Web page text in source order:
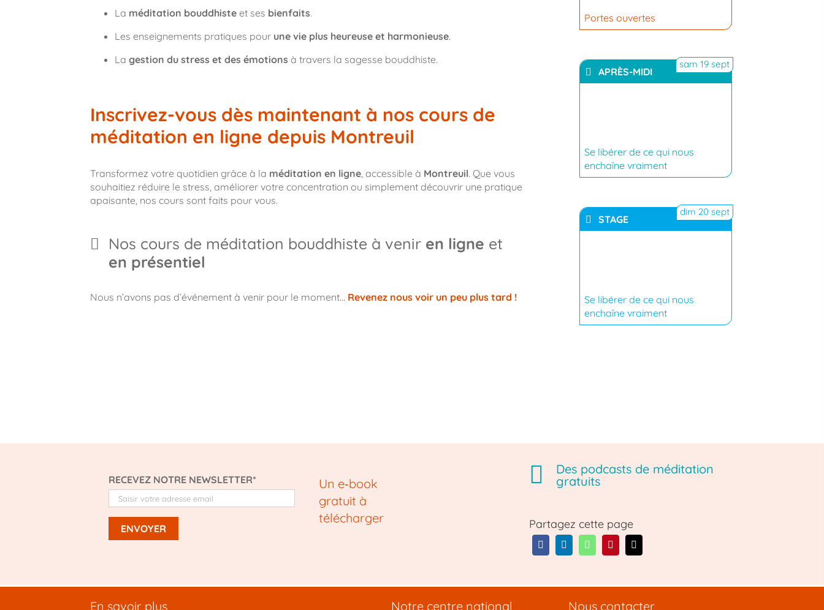
La méditation bouddhisteet ses bienfaits.
Les enseignements pratiques pour une vie plus heureuse et harmonieuse.
La gestion du stress et des émotions à travers la sagesse bouddhiste.
Inscrivez-vous dès maintenant à nos cours de
méditation en ligne depuis Montreuil
Transformez votre quotidien grâce à la méditation en ligne, accessible à Montreuil. Que vous
souhaitiez réduire le stress, améliorer votre concentration ou simplement découvrir une pratique
apaisante, nos cours sont faits pour vous.
Nos cours de méditation bouddhiste à venir en ligne et
en présentiel
Nous n’avons pas d’événement à venir pour le moment… Revenez nous voir un peu plus tard !
Portes ouvertes
APRÈS-MIDI
sam 19 sept
Se libérer de ce qui nous
enchaîne vraiment
STAGE
dim 20 sept
Se libérer de ce qui nous
enchaîne vraiment
RECEVEZ NOTRE NEWSLETTER*
Un e‑book
gratuit à
télécharger
Des podcasts de méditation
gratuits
Partagez cette page
En savoir plus Notre centre national Nous contacter